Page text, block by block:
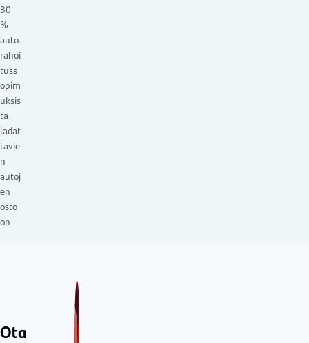
30
%
auto
rahoi
tuss
opim
uksis
ta
ladat
tavie
n
autoj
en
osto
on
Ota